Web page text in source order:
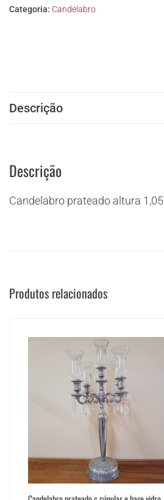
Categoria: Candelabro
Descrição
Descrição
Candelabro prateado altura 1,05
Produtos relacionados